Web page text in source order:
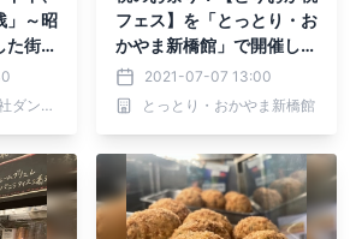
」～昭
た街
駒草出版（株式会社ダンク 出版事業部）
フェス】を「とっとり・お
かやま新橋館」で開催しま
す（７／６～８／１０）
2021-07-07 13:00
とっとり・おかやま新橋館